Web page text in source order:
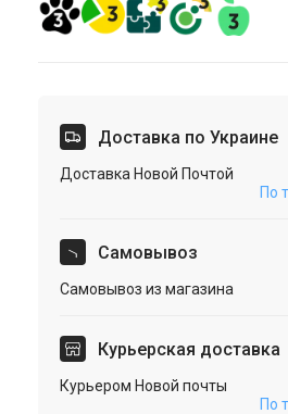
Доставка по Украине
Доставка Новой Почтой
По
Cамовывоз
Самовывоз из магазина
Курьерская доставка
Курьером Новой почты
По